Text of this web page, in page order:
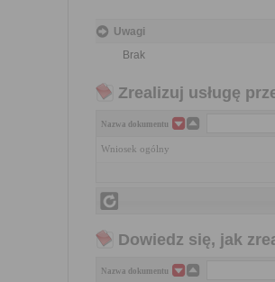
Uwagi
Brak
Zrealizuj usługę
Nazwa dokumentu
Wniosek ogólny
Dowiedz się, jak
Nazwa dokumentu